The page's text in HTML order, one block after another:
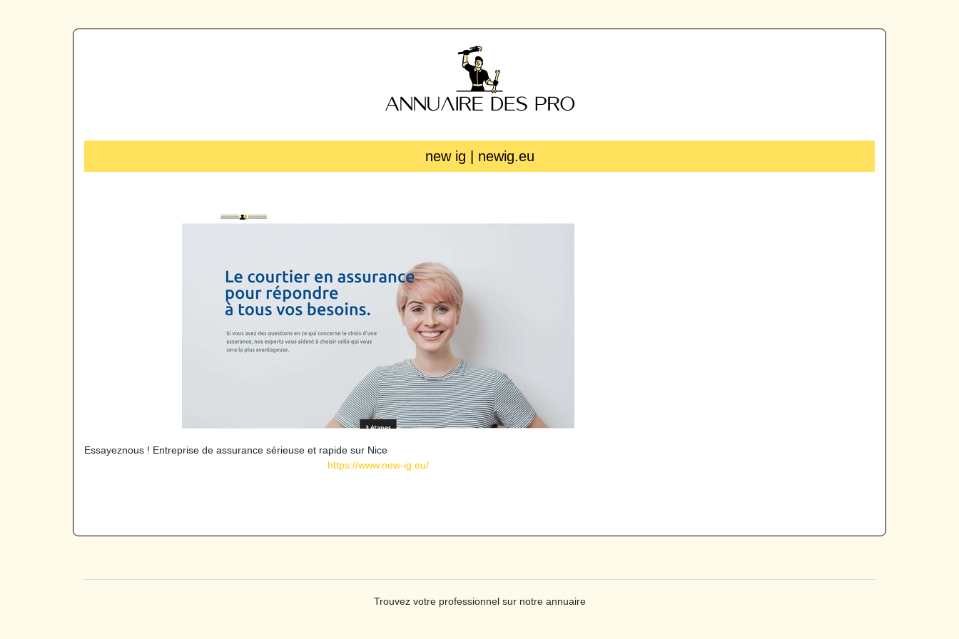
new ig | newig.eu
Essayeznous ! Entreprise de assurance sérieuse et rapide sur Nice
https://www.new-ig.eu/
Trouvez votre professionnel sur notre annuaire